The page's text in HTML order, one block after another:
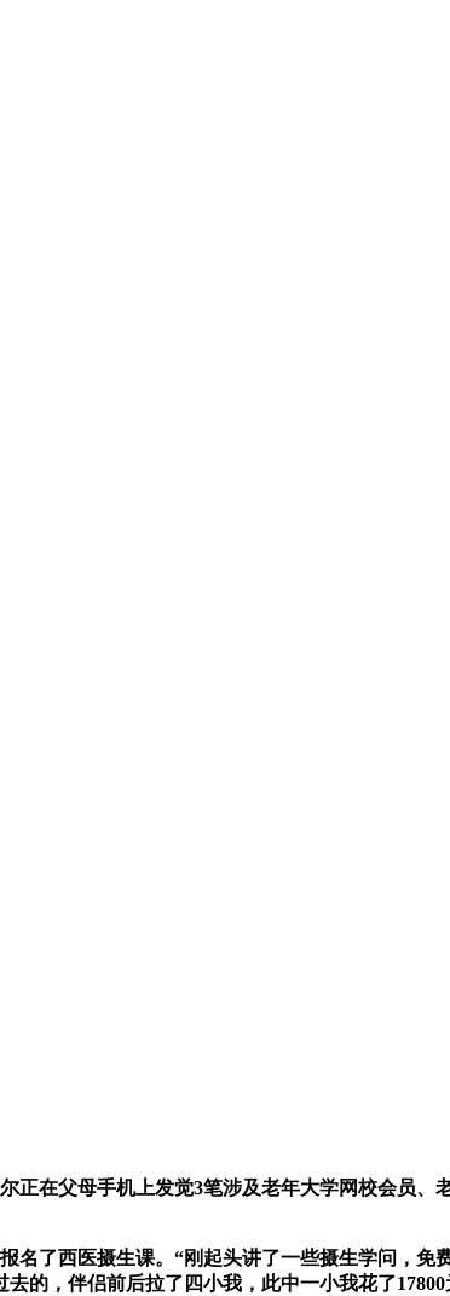
在父母手机上发觉3笔涉及老年大学网校会员、
了西医摄生课。“刚起头讲了一些摄生学问，免
的，伴侣前后拉了四小我，此中一小我花了17800